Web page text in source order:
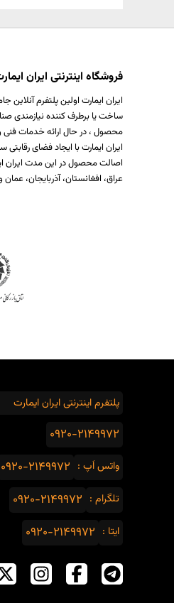
فروشگاه اینترنتی ایران
ایران ایمارت اولین پلتفرم
محصول ، در حال ارائه خدمات
ایران ایمارت با ایجاد فضای
اصالت محصول در این مدت ایران
عراق، افغانستان، آذربایجان،
پلتفرم اینترنتی ایران ایمارت
0920-2149972
واتس اَپ : 0920-2149972
تلگرام : 0920-2149972
ایتا : 0920-2149972